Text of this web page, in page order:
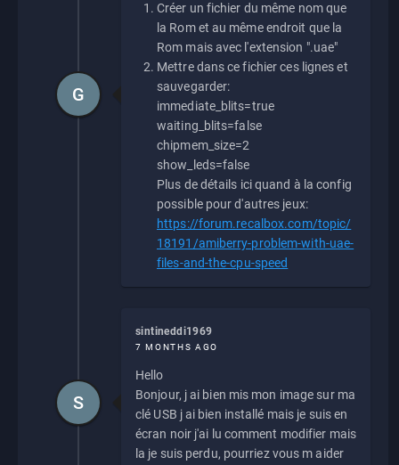
Créer un fichier du même nom que
la Rom et au même endroit que la
Rom mais avec l'extension ".uae"
Mettre dans ce fichier ces lignes et
sauvegarder:
immediate_blits=true
waiting_blits=false
chipmem_size=2
show_leds=false
Plus de détails ici quand à la config
possible pour d'autres jeux:
https://forum.recalbox.com/topic/
18191/amiberry-problem-with-uae-
files-and-the-cpu-speed
G
sintineddi1969
7 MONTHS AGO
Hello
Bonjour, j ai bien mis mon image sur ma
clé USB j ai bien installé mais je suis en
écran noir j'ai lu comment modifier mais
la je suis perdu, pourriez vous m aider
S